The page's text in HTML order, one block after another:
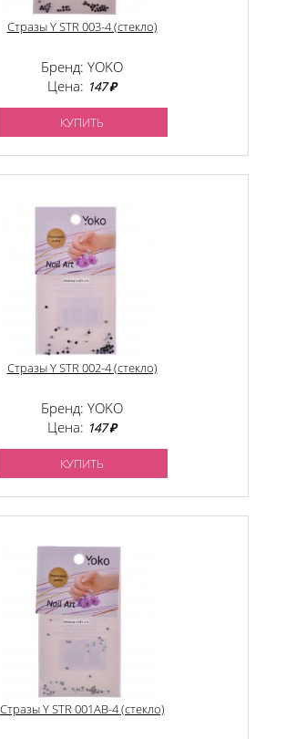
Стразы Y STR 003-4 (стекло)
Бренд: YOKO
Цена: 147 ₽
КУПИТЬ
Стразы Y STR 002-4 (стекло)
Бренд: YOKO
Цена: 147 ₽
КУПИТЬ
Стразы Y STR 001AB-4 (стекло)